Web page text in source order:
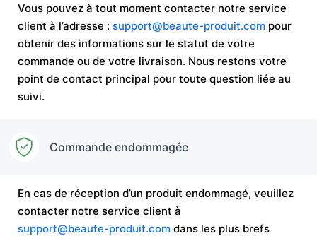
Vous pouvez à tout moment contacter notre service
client à l’adresse : support@beaute-produit.com pour
obtenir des informations sur le statut de votre
commande ou de votre livraison. Nous restons votre
point de contact principal pour toute question liée au
suivi.
Commande endommagée
En cas de réception d’un produit endommagé, veuillez
contacter notre service client à
support@beaute-produit.com dans les plus brefs